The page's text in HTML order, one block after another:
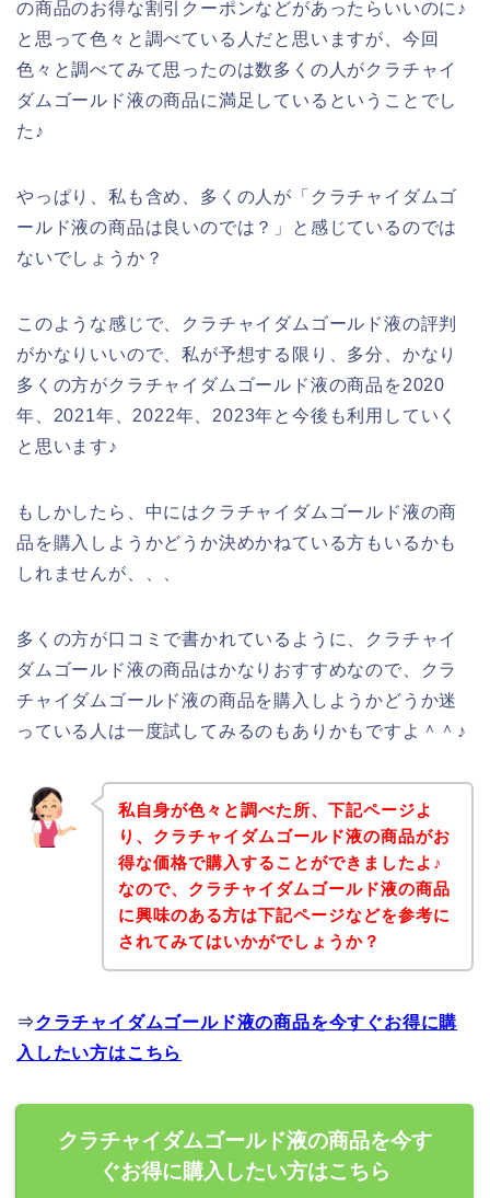
の商品のお得な割引クーポンなどがあったらいいのに♪
と思って色々と調べている人だと思いますが、今回
色々と調べてみて思ったのは数多くの人がクラチャイ
ダムゴールド液の商品に満足しているということでし
た♪
やっぱり、私も含め、多くの人が「クラチャイダムゴ
ールド液の商品は良いのでは？」と感じているのでは
ないでしょうか？
このような感じで、クラチャイダムゴールド液の評判
がかなりいいので、私が予想する限り、多分、かなり
多くの方がクラチャイダムゴールド液の商品を2020
年、2021年、2022年、2023年と今後も利用していく
と思います♪
もしかしたら、中にはクラチャイダムゴールド液の商
品を購入しようかどうか決めかねている方もいるかも
しれませんが、、、
多くの方が口コミで書かれているように、クラチャイ
ダムゴールド液の商品はかなりおすすめなので、クラ
チャイダムゴールド液の商品を購入しようかどうか迷
っている人は一度試してみるのもありかもですよ＾＾♪
私自身が色々と調べた所、下記ページよ
り、クラチャイダムゴールド液の商品がお
得な価格で購入することができましたよ♪
なので、クラチャイダムゴールド液の商品
に興味のある方は下記ページなどを参考に
されてみてはいかがでしょうか？
⇒クラチャイダムゴールド液の商品を今すぐお得に購
入したい方はこちら
クラチャイダムゴールド液の商品を今す
ぐお得に購入したい方はこちら